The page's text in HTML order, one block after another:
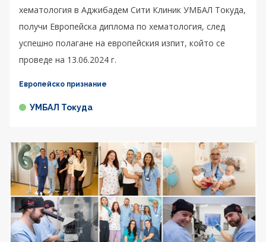
хематология в Аджибадем Сити Клиник УМБАЛ Токуда,
получи Европейска диплома по хематология, след
успешно полагане на европейския изпит, който се
проведе на 13.06.2024 г.
Европейско признание
УМБАЛ Токуда